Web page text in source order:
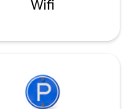
aktiviteter;
Wifi